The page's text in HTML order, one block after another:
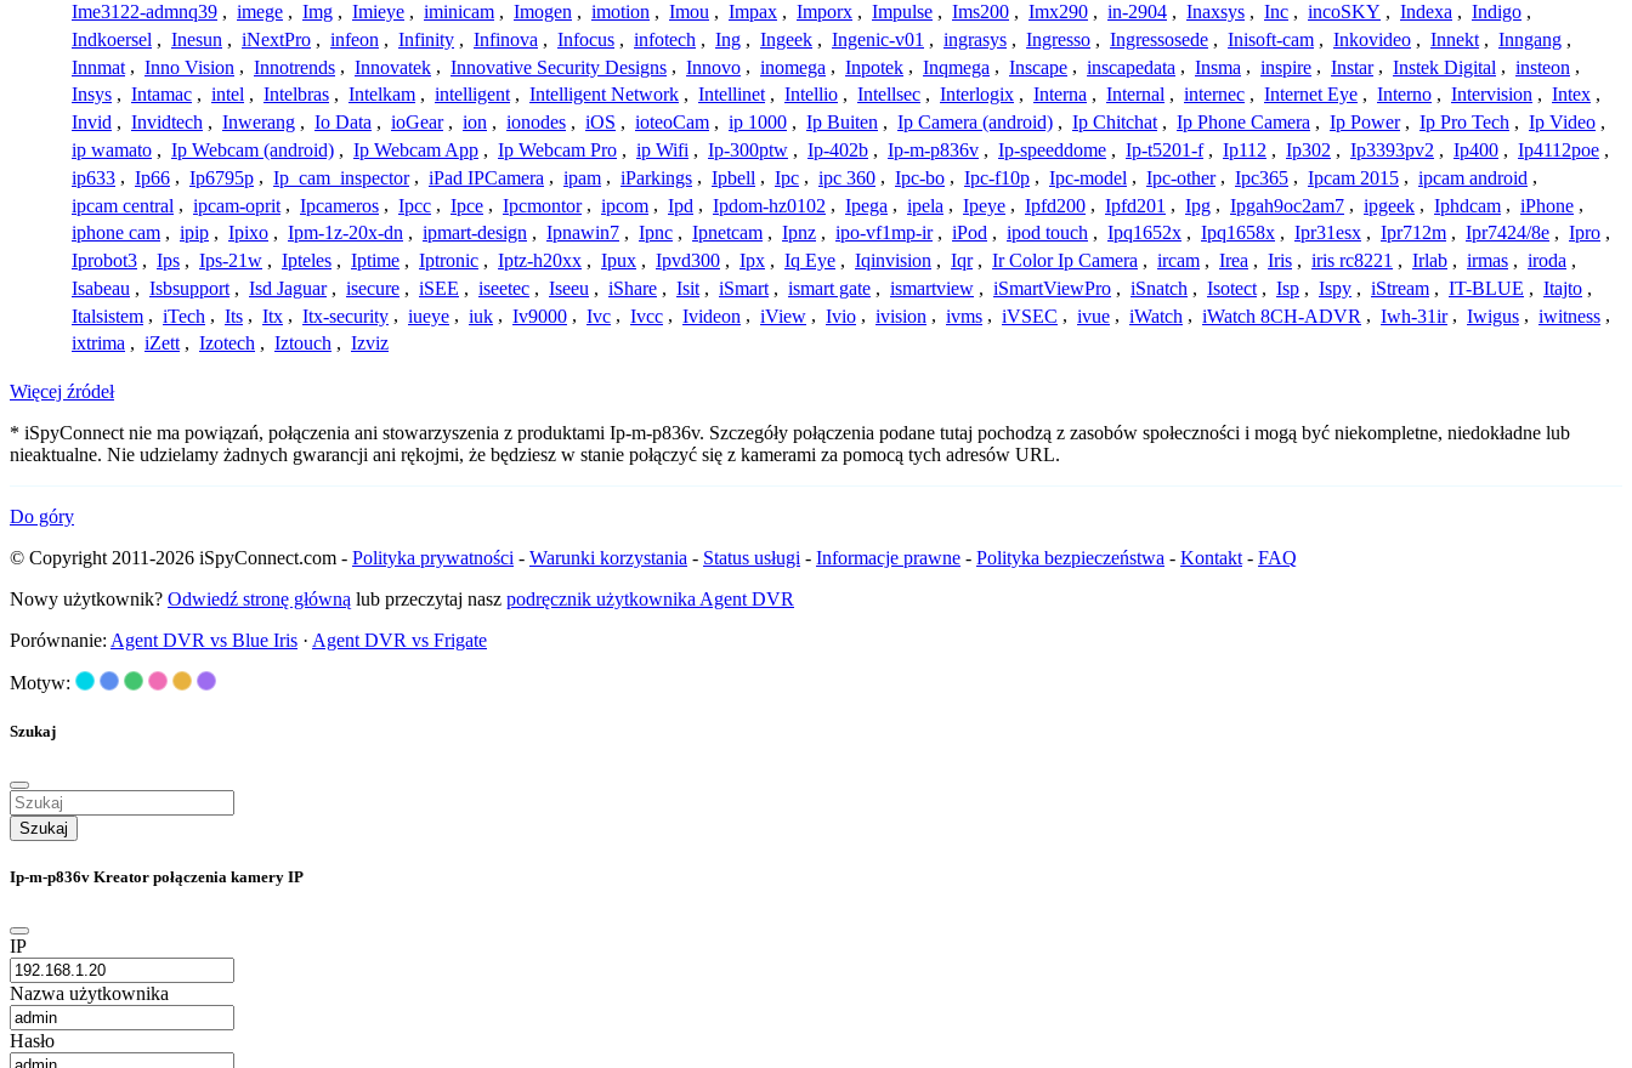
Ime3122-admnq39 , imege , Img , Imieye , iminicam , Imogen , imotion , Imou , Impax , Imporx , Impulse , Ims200 , Imx290 , in-2904 , Inaxsys , Inc , incoSKY , Indexa , Indigo ,
Indkoersel , Inesun , iNextPro , infeon , Infinity , Infinova , Infocus , infotech , Ing , Ingeek , Ingenic-v01 , ingrasys , Ingresso , Ingressosede , Inisoft-cam , Inkovideo , Innekt , Inngang ,
Innmat , Inno Vision , Innotrends , Innovatek , Innovative Security Designs , Innovo , inomega , Inpotek , Inqmega , Inscape , inscapedata , Insma , inspire , Instar , Instek Digital , insteon ,
Insys , Intamac , intel , Intelbras , Intelkam , intelligent , Intelligent Network , Intellinet , Intellio , Intellsec , Interlogix , Interna , Internal , internec , Internet Eye , Interno , Intervision , Intex ,
Invid , Invidtech , Inwerang , Io Data , ioGear , ion , ionodes , iOS , ioteoCam , ip 1000 , Ip Buiten , Ip Camera (android) , Ip Chitchat , Ip Phone Camera , Ip Power , Ip Pro Tech , Ip Video ,
ip wamato , Ip Webcam (android) , Ip Webcam App , Ip Webcam Pro , ip Wifi , Ip-300ptw , Ip-402b , Ip-m-p836v , Ip-speeddome , Ip-t5201-f , Ip112 , Ip302 , Ip3393pv2 , Ip400 , Ip4112poe ,
ip633 , Ip66 , Ip6795p , Ip_cam_inspector , iPad IPCamera , ipam , iParkings , Ipbell , Ipc , ipc 360 , Ipc-bo , Ipc-f10p , Ipc-model , Ipc-other , Ipc365 , Ipcam 2015 , ipcam android ,
ipcam central , ipcam-oprit , Ipcameros , Ipcc , Ipce , Ipcmontor , ipcom , Ipd , Ipdom-hz0102 , Ipega , ipela , Ipeye , Ipfd200 , Ipfd201 , Ipg , Ipgah9oc2am7 , ipgeek , Iphdcam , iPhone ,
iphone cam , ipip , Ipixo , Ipm-1z-20x-dn , ipmart-design , Ipnawin7 , Ipnc , Ipnetcam , Ipnz , ipo-vf1mp-ir , iPod , ipod touch , Ipq1652x , Ipq1658x , Ipr31esx , Ipr712m , Ipr7424/8e , Ipro ,
Iprobot3 , Ips , Ips-21w , Ipteles , Iptime , Iptronic , Iptz-h20xx , Ipux , Ipvd300 , Ipx , Iq Eye , Iqinvision , Iqr , Ir Color Ip Camera , ircam , Irea , Iris , iris rc8221 , Irlab , irmas , iroda ,
Isabeau , Isbsupport , Isd Jaguar , isecure , iSEE , iseetec , Iseeu , iShare , Isit , iSmart , ismart gate , ismartview , iSmartViewPro , iSnatch , Isotect , Isp , Ispy , iStream , IT-BLUE , Itajto ,
Italsistem , iTech , Its , Itx , Itx-security , iueye , iuk , Iv9000 , Ivc , Ivcc , Ivideon , iView , Ivio , ivision , ivms , iVSEC , ivue , iWatch , iWatch 8CH-ADVR , Iwh-31ir , Iwigus , iwitness ,
ixtrima , iZett , Izotech , Iztouch , Izviz
Więcej źródeł
* iSpyConnect nie ma powiązań, połączenia ani stowarzyszenia z produktami Ip-m-p836v. Szczegóły połączenia podane tutaj pochodzą z zasobów społeczności i mogą być niekompletne, niedokładne lub
nieaktualne. Nie udzielamy żadnych gwarancji ani rękojmi, że będziesz w stanie połączyć się z kamerami za pomocą tych adresów URL.
Do góry
© Copyright 2011-2026 iSpyConnect.com - Polityka prywatności - Warunki korzystania - Status usługi - Informacje prawne - Polityka bezpieczeństwa - Kontakt - FAQ
Nowy użytkownik? Odwiedź stronę główną lub przeczytaj nasz podręcznik użytkownika Agent DVR
Porównanie: Agent DVR vs Blue Iris · Agent DVR vs Frigate
Motyw:
Szukaj
Szukaj
Ip-m-p836v Kreator połączenia kamery IP
IP
Nazwa użytkownika
Hasło